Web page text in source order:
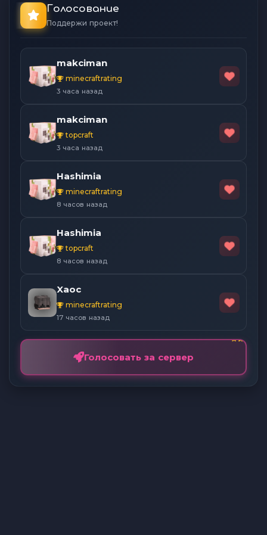
Голосование
Поддержи проект!
makciman
minecraftrating
3 часа назад
makciman
topcraft
3 часа назад
Hashimia
minecraftrating
8 часов назад
Hashimia
topcraft
8 часов назад
Xaoc
minecraftrating
17 часов назад
Голосовать за сервер